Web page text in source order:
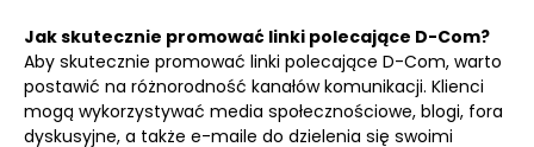
Jak skutecznie promować linki polecające D-Com?
Aby skutecznie promować linki polecające D-Com, warto
postawić na różnorodność kanałów komunikacji. Klienci
mogą wykorzystywać media społecznościowe, blogi, fora
dyskusyjne, a także e-maile do dzielenia się swoimi